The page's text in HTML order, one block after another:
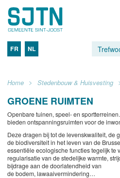
FR NL
Home Stedenbouw & Huisvesting
GROENE RUIMTEN
Openbare tuinen, speel- en
bieden ontspanningsruimten voor de
Deze dragen bij tot de levenskwaliteit, de
de biodiversiteit in het leven van de
essentiële ecologische functies tegelijk te
regularisatie van de stedelijke warmte,
bijdrage aan de doorlatendheid van
de bodem, lawaaivermindering…